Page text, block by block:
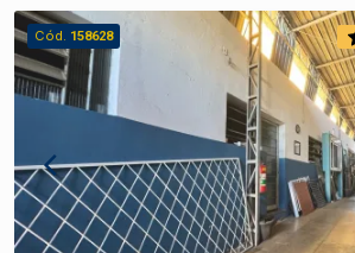
contato.
Cód. 158628